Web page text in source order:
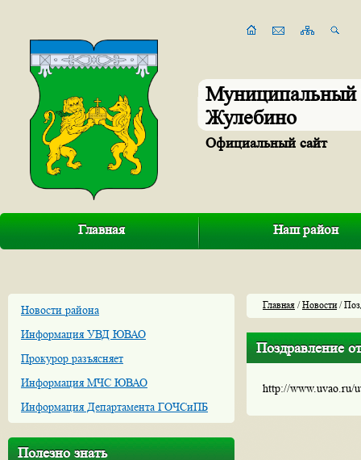
Муниципальный
Жулебино
Официальный сайт
Главная Наш район
Новости района
Информация УВД ЮВАО
Прокурор разъясняет
Информация МЧС ЮВАО
Информация Департамента ГОЧСиПБ
Полезно знать
Главная /Новости/
Поздравление
http://www.uvao.ru/